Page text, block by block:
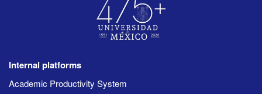
Internal platforms
Academic Productivity System